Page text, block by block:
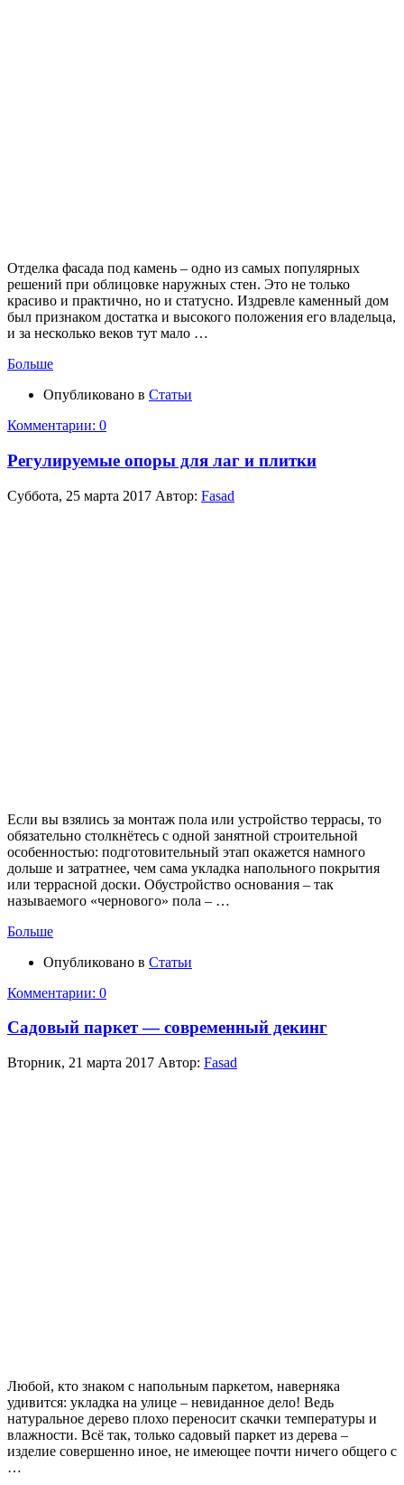
Отделка фасада под камень – одно из самых популярных
решений при облицовке наружных стен. Это не только
красиво и практично, но и статусно. Издревле каменный дом
был признаком достатка и высокого положения его владельца,
и за несколько веков тут мало …
Больше
Опубликовано в Статьи
Комментарии: 0
Регулируемые опоры для лаг и плитки
Суббота, 25 марта 2017 Автор: Fasad
Если вы взялись за монтаж пола или устройство террасы, то
обязательно столкнётесь с одной занятной строительной
особенностью: подготовительный этап окажется намного
дольше и затратнее, чем сама укладка напольного покрытия
или террасной доски. Обустройство основания – так
называемого «чернового» пола – …
Больше
Опубликовано в Статьи
Комментарии: 0
Садовый паркет — современный декинг
Вторник, 21 марта 2017 Автор: Fasad
Любой, кто знаком с напольным паркетом, наверняка
удивится: укладка на улице – невиданное дело! Ведь
натуральное дерево плохо переносит скачки температуры и
влажности. Всё так, только садовый паркет из дерева –
изделие совершенно иное, не имеющее почти ничего общего с
…